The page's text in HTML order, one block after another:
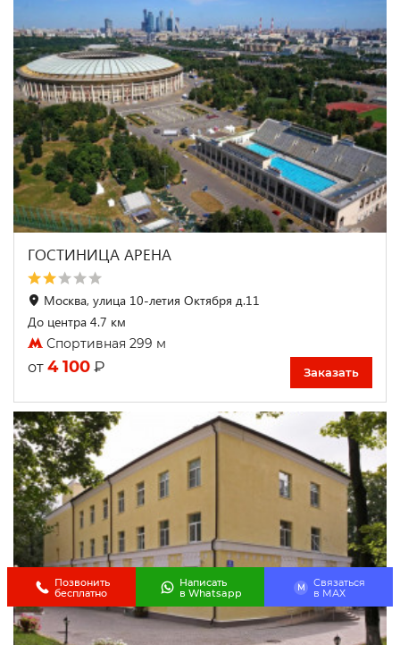
ГОСТИНИЦА АРЕНА
Москва, улица 10-летия Октября д.11
До центра 4.7 км
Спортивная 299 м
от 4 100 ₽ Заказать
Позвонить
бесплатно
Написать
в Whatsapp
M
Связаться
в МАХ